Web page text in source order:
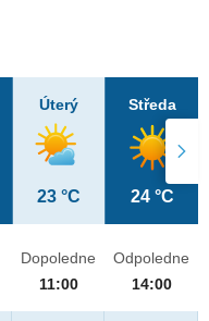
Úterý
23 °C
Středa
24 °C
Dopoledne
11:00
Odpoledne
14:00